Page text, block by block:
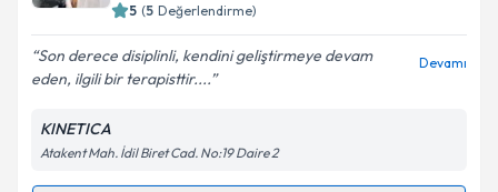
Kişisel verilerimin işlenmesine ilişkin
Metni'ni okudum ve kişisel verilerimin belirtilen
kapsamda işlenmesini kabul ediyorum.
5 (5 Değerlendirme)
Son derece disiplinli, kendini geliştirmeye devam
eden, ilgili bir terapisttir....
Devamı
KINETICA
Atakent Mah. İdil Biret Cad. No:19 Daire 2